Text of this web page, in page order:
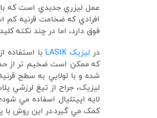
عمل ليزري جديدي است که
افرادي که ضخامت قرنيه کم
فوق دارد، اما در چند نکته
در ليزيک LASIK
که ممکن است ضخيم تر از حد
شده و با لولايي به سطح
ليزيک، جراح از تيغ لرزشي
لايه اپيتليال اسفاده مي
کمک مي گيرد.در اين روش با